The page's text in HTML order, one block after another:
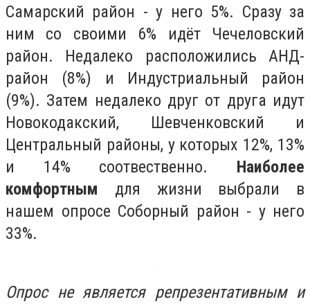
Самарский район - у него 5%. Сразу за
ним со своими 6% идёт Чечеловский
район. Недалеко расположились АНД-
район (8%) и Индустриальный район
(9%). Затем недалеко друг от друга идут
Новокодакский, Шевченковский и
Центральный районы, у которых 12%, 13%
и 14% соотвественно. Наиболее
комфортным для жизни выбрали в
нашем опросе Соборный район - у него
33%.
Опрос не является репрезентативным и